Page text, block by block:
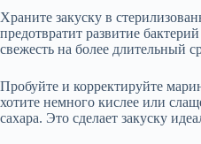
Храните закуску в
предотвратит развитие
свежесть на более длительный
Пробуйте и корректируйте
хотите немного кислее или
сахара. Это сделает закуску